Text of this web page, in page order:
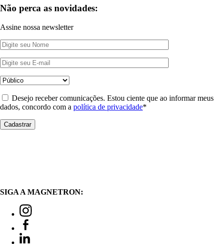
Não perca as novidades:
Assine nossa newsletter
Desejo receber comunicações. Estou ciente que ao informar meus
dados, concordo com a política de privacidade*
SIGA A MAGNETRON: